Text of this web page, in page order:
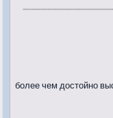
более чем достойно